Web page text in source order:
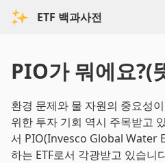
ETF 백과사전
PIO가 뭐에요?(
환경 문제와 물 자원의 중요성
위한 투자 기회 역시 주목받고
서 PIO(Invesco Global Water
하는 ETF로서 각광받고 있습니